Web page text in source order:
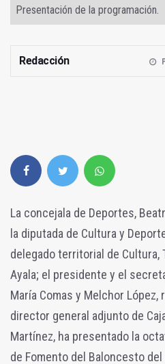
Presentación de la programación.
Redacción
La concejala de Deportes,
la diputada de Cultura y
delegado territorial de Cultura,
Ayala; el presidente y el
María Comas y Melchor López,
director general adjunto de
Martínez, ha presentado la
de Fomento del Baloncesto